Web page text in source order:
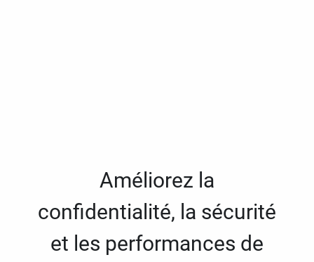
Améliorez la
confidentialité, la sécurité
et les performances de